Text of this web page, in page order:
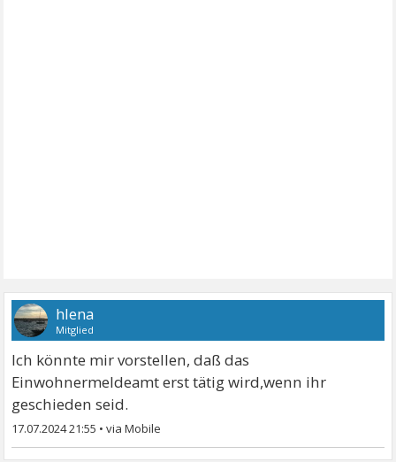
hlena
Mitglied
Ich könnte mir vorstellen, daß das
Einwohnermeldeamt erst tätig wird,wenn ihr
geschieden seid.
17.07.2024 21:55 •